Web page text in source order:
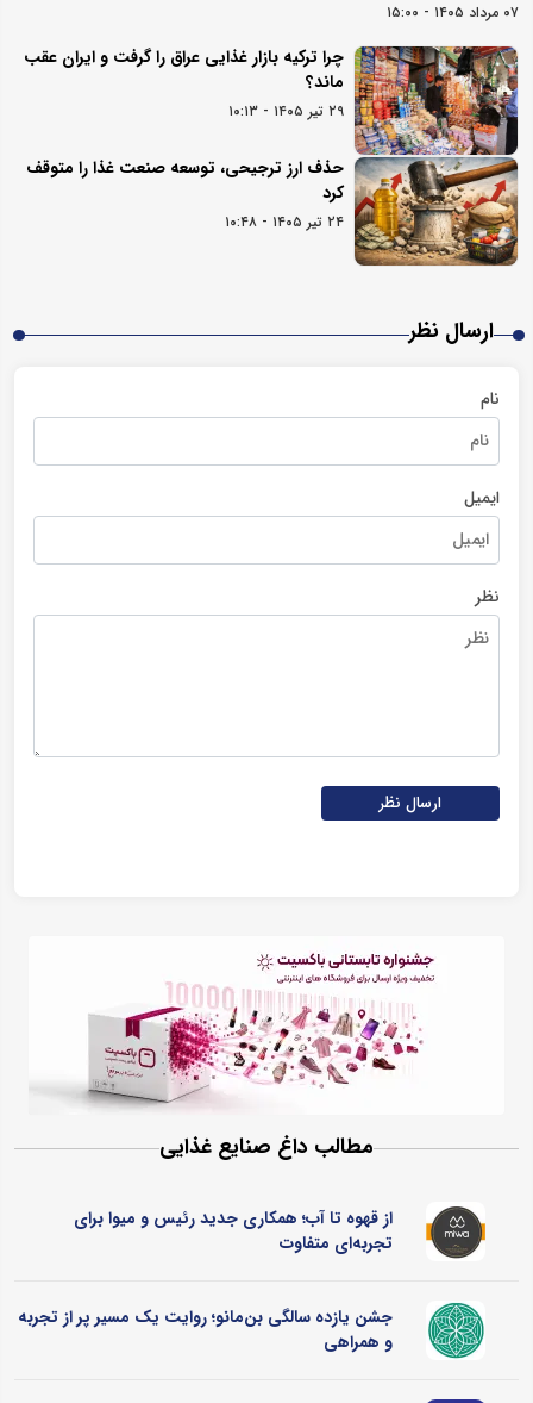
۰۷ مرداد ۱۴۰۵ - ۱۵:۰۰
چرا ترکیه بازار غذایی عراق را گرفت و ایران عقب
ماند؟
۲۹ تیر ۱۴۰۵ - ۱۰:۱۳
حذف ارز ترجیحی، توسعه صنعت غذا را متوقف
کرد
۲۴ تیر ۱۴۰۵ - ۱۰:۴۸
ارسال نظر
نام
ایمیل
نظر
ارسال نظر
مطالب داغ صنایع غذایی
از قهوه تا آب؛ همکاری جدید رئیس و میوا برای
تجربه‌ای متفاوت
جشن یازده سالگی بن‌مانو؛ روایت یک مسیر پر از تجربه
و همراهی